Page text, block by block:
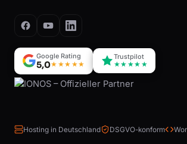
Google Rating
5,0★★★★★
Trustpilot
★★★★★
Hosting in Deutschland DSGVO-konform